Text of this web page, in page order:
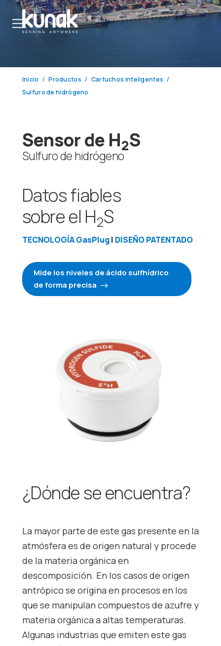
Inicio Productos
Cartuchos inteligentes
Sulfuro de hidrógeno
Sensor de H2S
Sulfuro de hidrógeno
Datos fiables
sobre el H2S
TECNOLOGÍA GasPlug| DISEÑO PATENTADO
Mide los niveles de ácido sulfhídrico
de forma precisa
¿Dónde se encuentra?
La mayor parte de este gas presente en la
atmósfera es de origen natural y procede
de la materia orgánica en
descomposición. En los casos de origen
antrópico se origina en procesos en los
que se manipulan compuestos de azufre y
materia orgánica a altas temperaturas.
Algunas industrias que emiten este gas